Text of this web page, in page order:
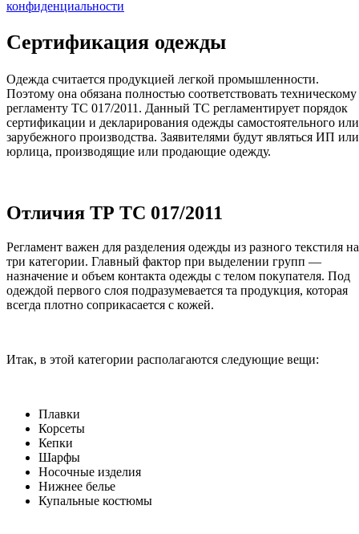
конфиденциальности
Сертификация одежды
Одежда считается продукцией легкой промышленности.
Поэтому она обязана полностью соответствовать техническому
регламенту ТС 017/2011. Данный ТС регламентирует порядок
сертификации и декларирования одежды самостоятельного или
зарубежного производства. Заявителями будут являться ИП или
юрлица, производящие или продающие одежду.
Отличия ТР ТС 017/2011
Регламент важен для разделения одежды из разного текстиля на
три категории. Главный фактор при выделении групп —
назначение и объем контакта одежды с телом покупателя. Под
одеждой первого слоя подразумевается та продукция, которая
всегда плотно соприкасается с кожей.
Итак, в этой категории располагаются следующие вещи:
Плавки
Корсеты
Кепки
Шарфы
Носочные изделия
Нижнее белье
Купальные костюмы